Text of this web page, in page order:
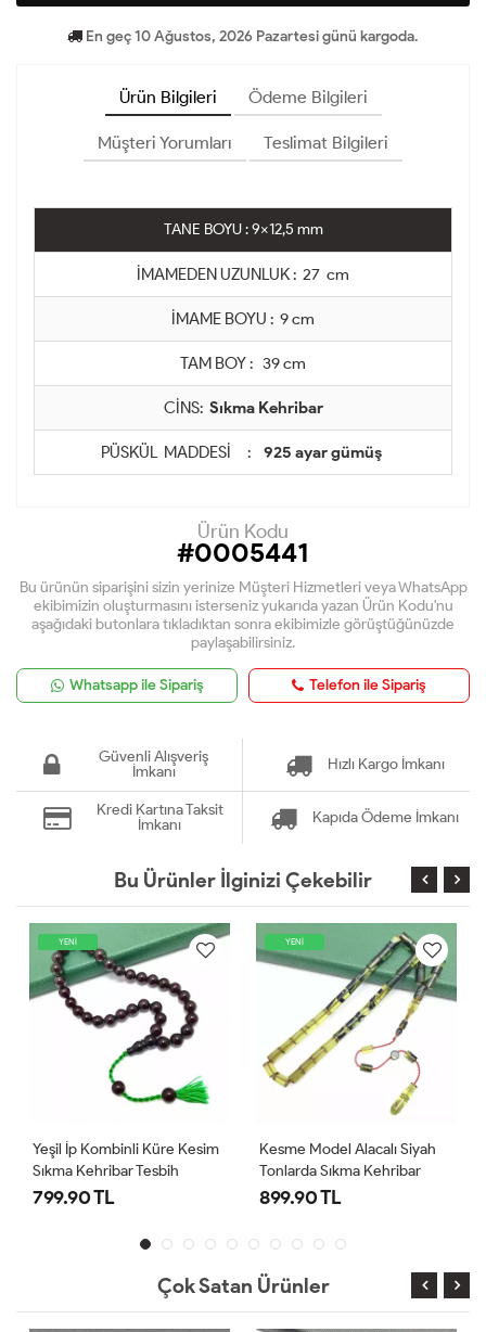
En geç 10 Ağustos, 2026 Pazartesi günü kargoda.
Ürün Bilgileri Ödeme Bilgileri
Müşteri Yorumları Teslimat Bilgileri
TANE BOYU : 9x12,5 mm
İMAMEDEN UZUNLUK : 27 cm
İMAME BOYU : 9 cm
TAM BOY : 39 cm
CİNS: Sıkma Kehribar
PÜSKÜL MADDESİ : 925 ayar gümüş
Ürün Kodu
#0005441
Bu ürünün siparişini sizin yerinize Müşteri Hizmetleri veya WhatsApp
ekibimizin oluşturmasını isterseniz yukarıda yazan Ürün Kodu'nu
aşağıdaki butonlara tıkladıktan sonra ekibimizle görüştüğünüzde
paylaşabilirsiniz.
Whatsapp ile Sipariş Telefon ile Sipariş
Güvenli Alışveriş
İmkanı
Hızlı Kargo İmkanı
Kredi Kartına Taksit
İmkanı
Kapıda Ödeme İmkanı
Bu Ürünler İlginizi Çekebilir
YENİ
Yeşil İp Kombinli Küre Kesim
Sıkma Kehribar Tesbih
799.90 TL
YENİ
Kesme Model Alacalı Siyah
Tonlarda Sıkma Kehribar
Tesbih
899.90 TL
Çok Satan Ürünler